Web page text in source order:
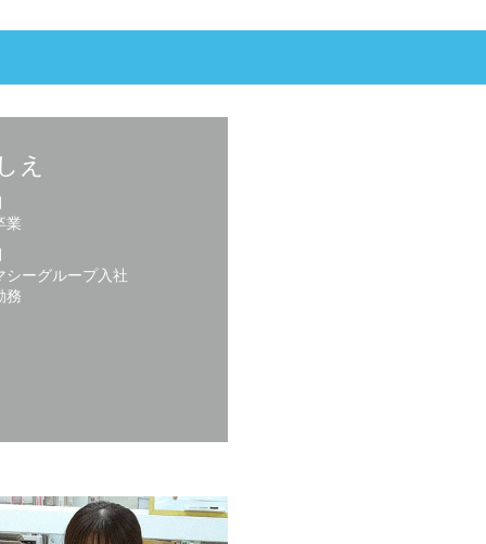
え
業
シーグループ入社
務